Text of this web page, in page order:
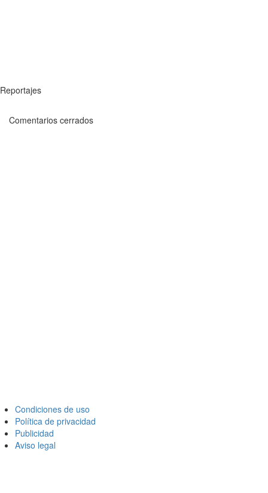
Reportajes
Comentarios cerrados
Condiciones de uso
Política de privacidad
Publicidad
Aviso legal